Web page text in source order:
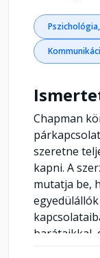
Chapman
szeretne
kapni. A
mutatja be,
barátaikkal,
éppen